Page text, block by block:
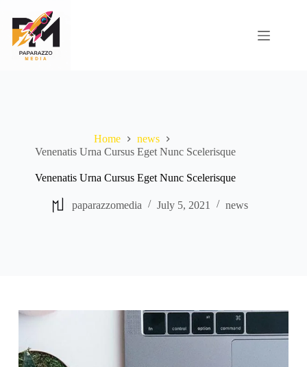
content
Get in Touch
Home
news
Venenatis Urna Cursus Eget Nunc Scelerisque
Venenatis Urna Cursus Eget Nunc Scelerisque
paparazzomedia July 5, 2021 news